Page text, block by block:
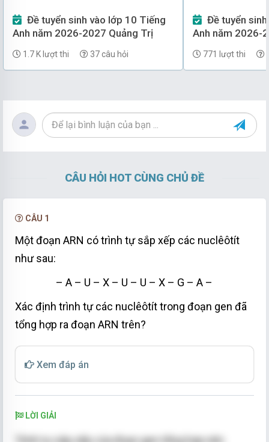
100 lượt tải 27/07/2026
Anh năm 2026-2027 Quảng Trị
1.7 K lượt thi 37 câu hỏi
Anh năm 2026-
771 lượt thi
CÂU HỎI HOT CÙNG CHỦ ĐỀ
CÂU 1
Một đoạn ARN có trình tự sắp xếp các nuclêôtít
như sau:
– A – U – X – U – U – X – G – A –
Xác định trình tự các nuclêôtít trong đoạn gen đã
tổng hợp ra đoạn ARN trên?
Xem đáp án
LỜI GIẢI